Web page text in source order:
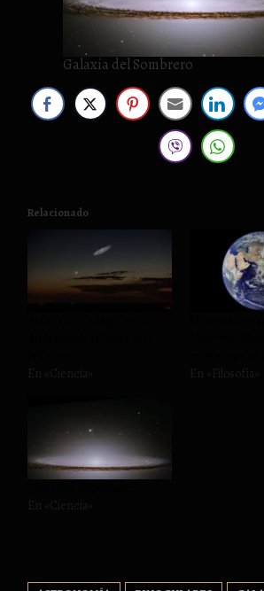
Galaxia del Sombrero
Relacionado